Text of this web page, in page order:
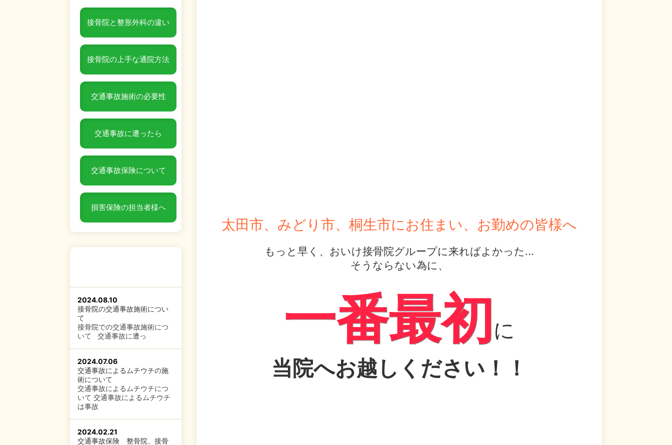
接骨院と整形外科の違い
接骨院の上手な通院方法
交通事故施術の必要性
交通事故に遭ったら
交通事故保険について
損害保険の担当者様へ
2024.08.10
接骨院の交通事故施術につい
て
接骨院での交通事故施術につ
いて 交通事故に遭っ
2024.07.06
交通事故によるムチウチの施
術について
交通事故によるムチウチにつ
いて 交通事故によるムチウチ
は事故
2024.02.21
交通事故保険 整骨院、接骨
太田市、みどり市、桐生市にお住まい、お勤めの皆様へ
もっと早く、おいけ接骨院グループに来ればよかった...
そうならない為に、
一番最初に
当院へお越しください！！